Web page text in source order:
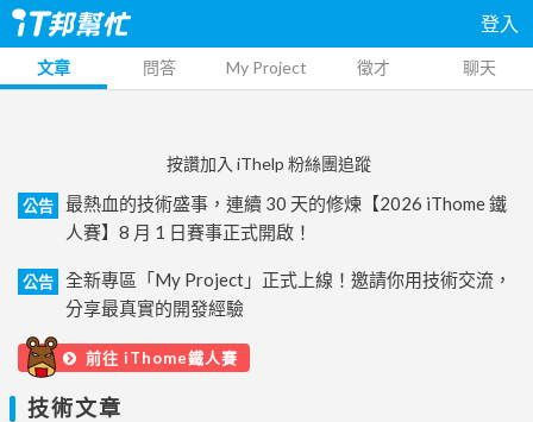
登入
文章 問答 My Project 徵才 聊天
按讚加入 iThelp 粉絲團追蹤
公告
最熱血的技術盛事，連續 30 天的修煉【2026 iThome 鐵
人賽】8 月 1 日賽事正式開啟！
公告
全新專區「My Project」正式上線！邀請你用技術交流，
分享最真實的開發經驗
前往 iThome鐵人賽
技術文章